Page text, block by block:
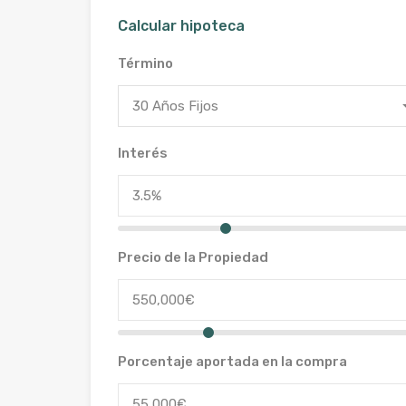
Calcular hipoteca
Término
30 Años Fijos
Interés
Precio de la Propiedad
Porcentaje aportada en la compra